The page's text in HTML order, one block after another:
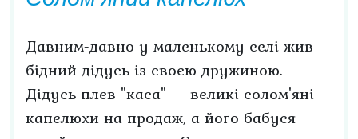
Давним-давно у маленькому селі жив
бідний дідусь із своєю дружиною.
Дідусь плев "каса" — великі солом'яні
капелюхи на продаж, а його бабуся